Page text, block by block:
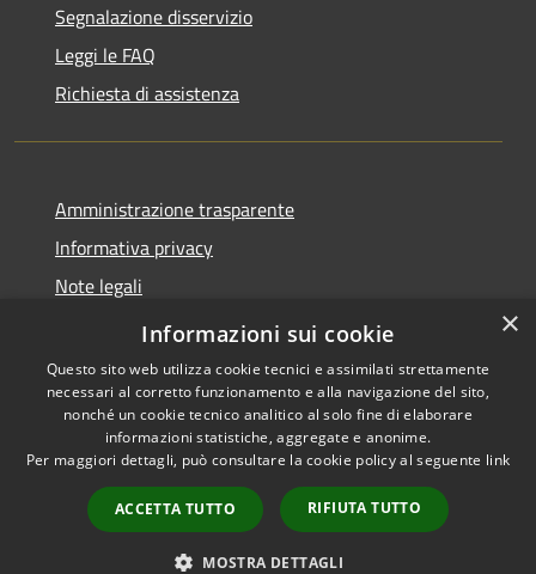
Segnalazione disservizio
Leggi le FAQ
Richiesta di assistenza
Amministrazione trasparente
Informativa privacy
Note legali
Dichiarazione di accessibilità
Accessibilità
Copyright © 2026 • Comune di
Porto San Giorgio • Powered by
Municipium•
Accesso
redazione
×
Informazioni sui cookie
Questo sito web utilizza cookie tecnici e assimilati strettamente
necessari al corretto funzionamento e alla navigazione del sito,
nonché un cookie tecnico analitico al solo fine di elaborare
informazioni statistiche, aggregate e anonime.
Per maggiori dettagli, può consultare la cookie policy al seguente link
ACCETTA TUTTO RIFIUTA TUTTO
MOSTRA DETTAGLI